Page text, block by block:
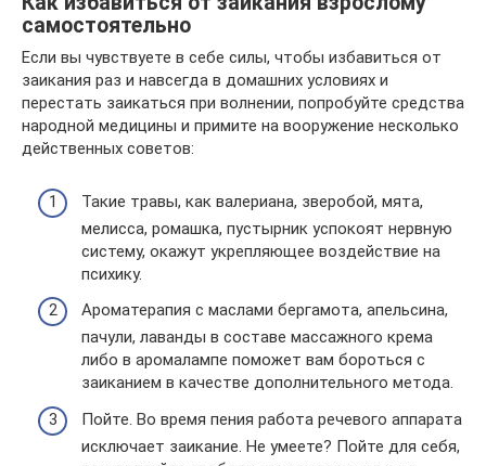
самостоятельно
Если вы чувствуете в себе силы, чтобы избавиться от
заикания раз и навсегда в домашних условиях и
перестать заикаться при волнении, попробуйте средства
народной медицины и примите на вооружение несколько
действенных советов:
Такие травы, как валериана, зверобой, мята,
мелисса, ромашка, пустырник успокоят нервную
систему, окажут укрепляющее воздействие на
психику.
Ароматерапия с маслами бергамота, апельсина,
пачули, лаванды в составе массажного крема
либо в аромалампе поможет вам бороться с
заиканием в качестве дополнительного метода.
Пойте. Во время пения работа речевого аппарата
исключает заикание. Не умеете? Пойте для себя,